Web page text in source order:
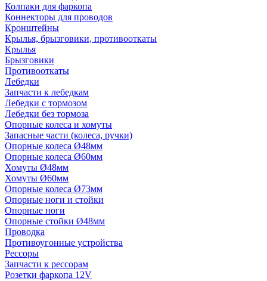
Колпаки для фаркопа
Коннекторы для проводов
Кронштейны
Крылья, брызговики, противооткаты
Крылья
Брызговики
Противооткаты
Лебедки
Запчасти к лебедкам
Лебедки с тормозом
Лебедки без тормоза
Опорные колеса и хомуты
Запасные части (колеса, ручки)
Опорные колеса Ø48мм
Опорные колеса Ø60мм
Хомуты Ø48мм
Хомуты Ø60мм
Опорные колеса Ø73мм
Опорные ноги и стойки
Опорные ноги
Опорные стойки Ø48мм
Проводка
Противоугонные устройства
Рессоры
Запчасти к рессорам
Розетки фаркопа 12V